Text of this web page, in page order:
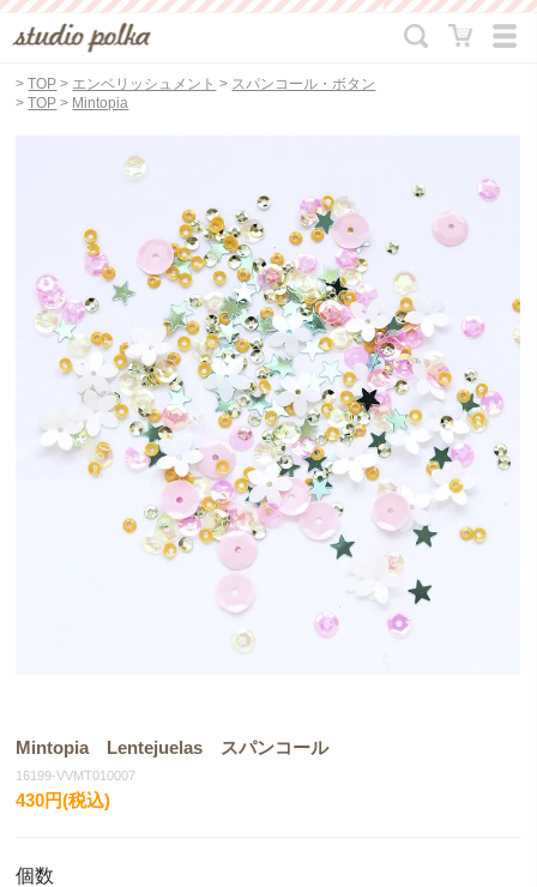
>TOP > エンベリッシュメント > スパンコール・ボタン
>TOP > Mintopia
Mintopia Lentejuelas スパンコール
16199-VVMT010007
430円(税込)
個数